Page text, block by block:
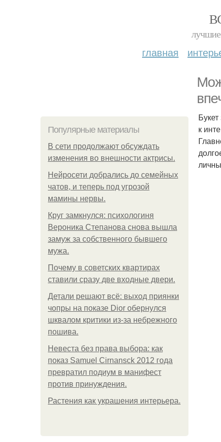
лучшие
главная
Популярные материалы
В сети продолжают обсуждать
изменения во внешности актрисы.
Нейросети добрались до семейных
чатов, и теперь под угрозой
мамины нервы.
Круг замкнулся: психологиня
Вероника Степанова снова вышла
замуж за собственного бывшего
мужа.
Почему в советских квартирах
ставили сразу две входные двери.
Детали решают всё: выход приянки
чопры на показе Dior обернулся
шквалом критики из-за небрежного
пошива.
Невеста без права выбора: как
показ Samuel Cirnansck 2012 года
превратил подиум в манифест
против принуждения.
Растения как украшения интерьера.
к